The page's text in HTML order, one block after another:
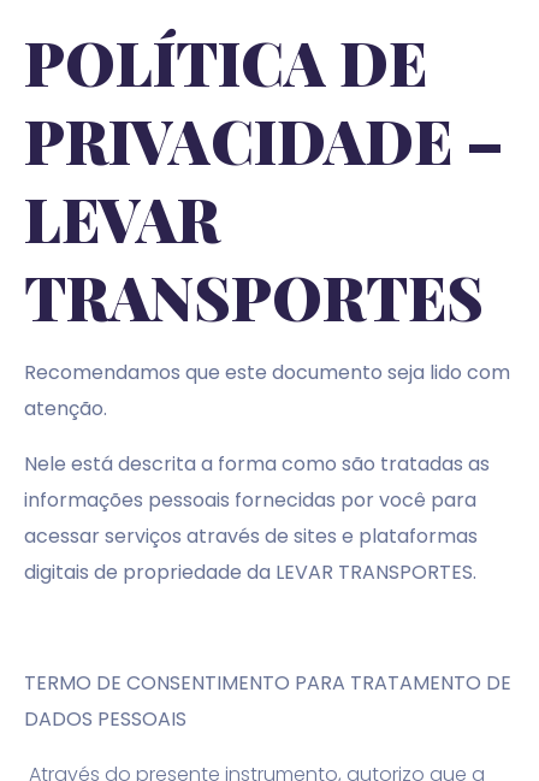
POLÍTICA DE
PRIVACIDADE –
LEVAR
TRANSPORTES
Recomendamos que este documento seja lido com
atenção.
Nele está descrita a forma como são tratadas as
informações pessoais fornecidas por você para
acessar serviços através de sites e plataformas
digitais de propriedade da LEVAR TRANSPORTES.
TERMO DE CONSENTIMENTO PARA TRATAMENTO DE
DADOS PESSOAIS
Através do presente instrumento, autorizo que a